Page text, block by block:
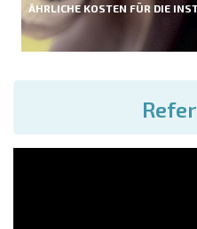
ÄHRLICHE KOSTEN FÜR DIE